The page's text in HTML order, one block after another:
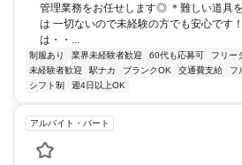
管理業務をお任せします◎ ＊難しい道具
は 一切ないので未経験の方でも安心です
は・・...
制服あり 業界未経験者歓迎 60代も応募可 フリー
未経験者歓迎
駅ナカ ブランクOK 交通費支給 フ
シフト制
週4日以上OK
アルバイト・パート